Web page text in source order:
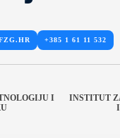
+385 1 61 11 532
I
INSTITUT